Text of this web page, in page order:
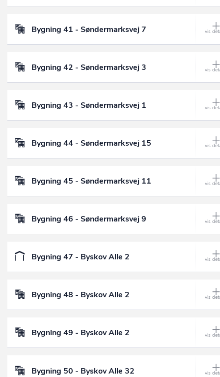
Bygning 41 - Søndermarksvej 7
Bygning 42 - Søndermarksvej 3
Bygning 43 - Søndermarksvej 1
Bygning 44 - Søndermarksvej 15
Bygning 45 - Søndermarksvej 11
Bygning 46 - Søndermarksvej 9
Bygning 47 - Byskov Alle 2
Bygning 48 - Byskov Alle 2
Bygning 49 - Byskov Alle 2
Bygning 50 - Byskov Alle 32